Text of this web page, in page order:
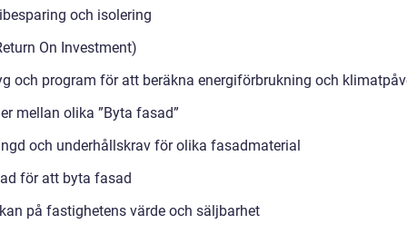
och isolering
On Investment)
och program för att beräkna energiförbrukning och
mellan olika ”Byta fasad”
och underhållskrav för olika fasadmaterial
för att byta fasad
på fastighetens värde och säljbarhet